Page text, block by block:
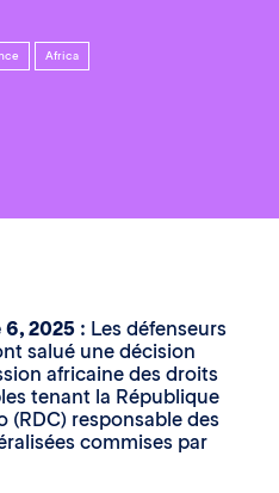
Africa
6, 2025 : Les défenseurs
salué une décision
africaine des droits
tenant la République
responsable des
commises par